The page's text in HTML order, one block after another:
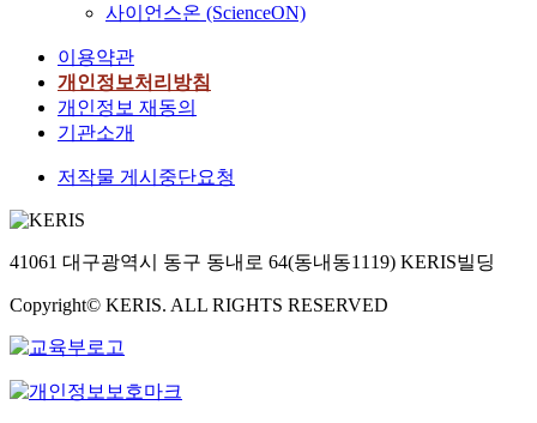
사이언스온 (ScienceON)
이용약관
개인정보처리방침
개인정보 재동의
기관소개
저작물 게시중단요청
41061 대구광역시 동구 동내로 64(동내동1119) KERIS빌딩
Copyright© KERIS. ALL RIGHTS RESERVED